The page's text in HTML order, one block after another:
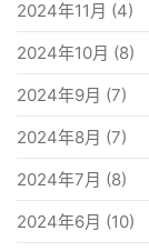
2024年11月 (4)
2024年10月 (8)
2024年9月 (7)
2024年8月 (7)
2024年7月 (8)
2024年6月 (10)